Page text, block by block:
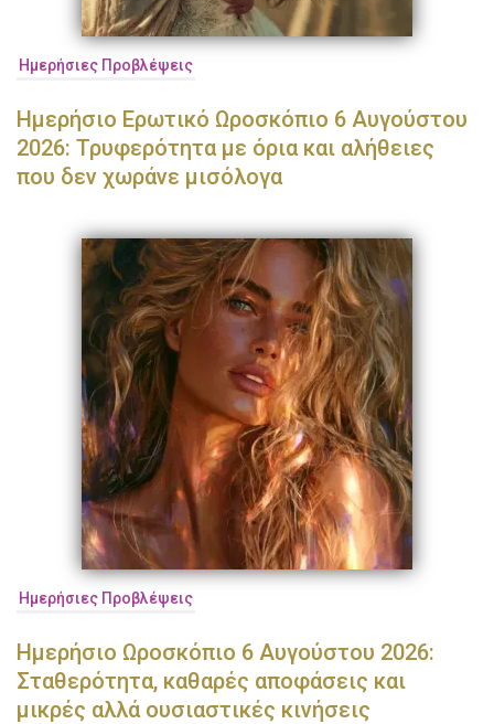
Ημερήσιες Προβλέψεις
Ημερήσιο Ερωτικό Ωροσκόπιο 6 Αυγούστου
2026: Τρυφερότητα με όρια και αλήθειες
που δεν χωράνε μισόλογα
Ημερήσιες Προβλέψεις
Ημερήσιο Ωροσκόπιο 6 Αυγούστου 2026:
Σταθερότητα, καθαρές αποφάσεις και
μικρές αλλά ουσιαστικές κινήσεις